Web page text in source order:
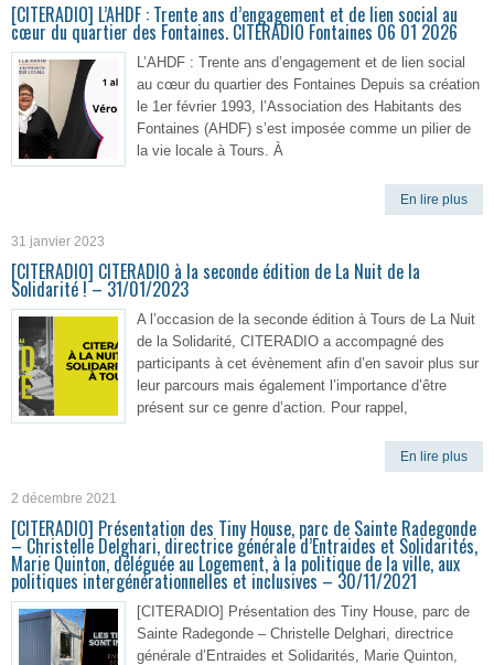
[CITERADIO] L’AHDF : Trente ans d’engagement et de lien social au
cœur du quartier des Fontaines. CITERADIO Fontaines 06 01 2026
L’AHDF : Trente ans d’engagement et de lien social
au cœur du quartier des Fontaines Depuis sa création
le 1er février 1993, l’Association des Habitants des
Fontaines (AHDF) s’est imposée comme un pilier de
la vie locale à Tours. À
En lire plus
31 janvier 2023
[CITERADIO] CITERADIO à la seconde édition de La Nuit de la
Solidarité ! – 31/01/2023
A l’occasion de la seconde édition à Tours de La Nuit
de la Solidarité, CITERADIO a accompagné des
participants à cet évènement afin d’en savoir plus sur
leur parcours mais également l’importance d’être
présent sur ce genre d’action. Pour rappel,
En lire plus
2 décembre 2021
[CITERADIO] Présentation des Tiny House, parc de Sainte Radegonde
– Christelle Delghari, directrice générale d’Entraides et Solidarités,
Marie Quinton, déléguée au Logement, à la politique de la ville, aux
politiques intergénérationnelles et inclusives – 30/11/2021
[CITERADIO] Présentation des Tiny House, parc de
Sainte Radegonde – Christelle Delghari, directrice
générale d’Entraides et Solidarités, Marie Quinton,